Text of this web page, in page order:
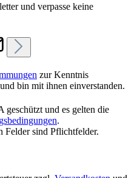
und verpasse keine
zur Kenntnis
bin mit ihnen einverstanden.
und es gelten die
.
Felder sind Pflichtfelder.